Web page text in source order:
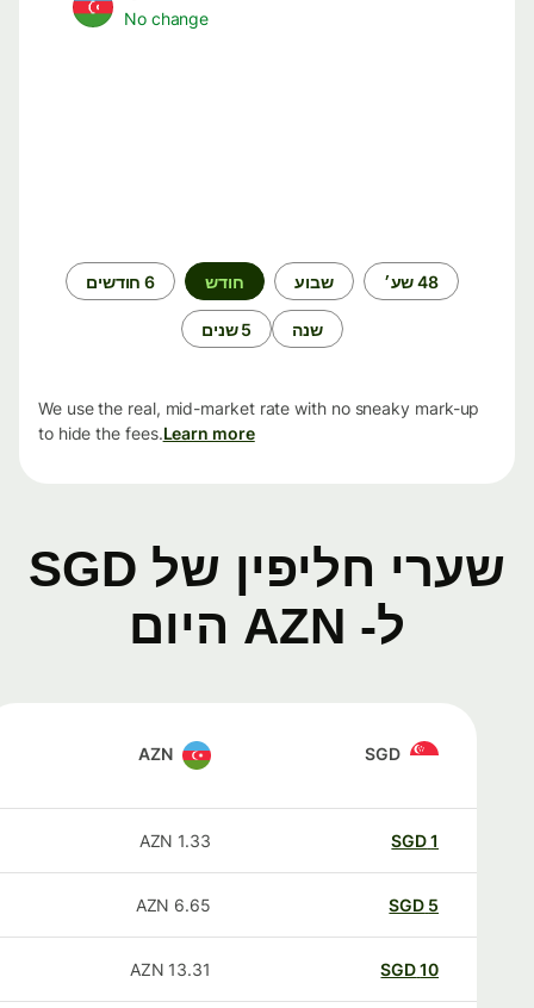
No change
48 שע׳ שבוע חודש 6 חודשים
שנה 5 שנים
We use the real, mid-market rate with no sneaky mark-up
to hide the fees.Learn more
שערי חליפין של SGD
ל- AZN היום
SGD
AZN
SGD
1.33
AZN
SGD
6.65
AZN
SGD
13.31
AZN